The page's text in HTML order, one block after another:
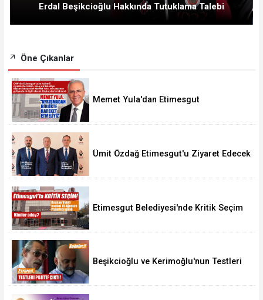
Erdal Beşikcioğlu Hakkında Tutuklama Talebi
Öne Çıkanlar
Memet Yula'dan Etimesgut
Ümit Özdağ Etimesgut'u Ziyaret Edecek
Etimesgut Belediyesi'nde Kritik Seçim
Beşikcioğlu ve Kerimoğlu'nun Testleri